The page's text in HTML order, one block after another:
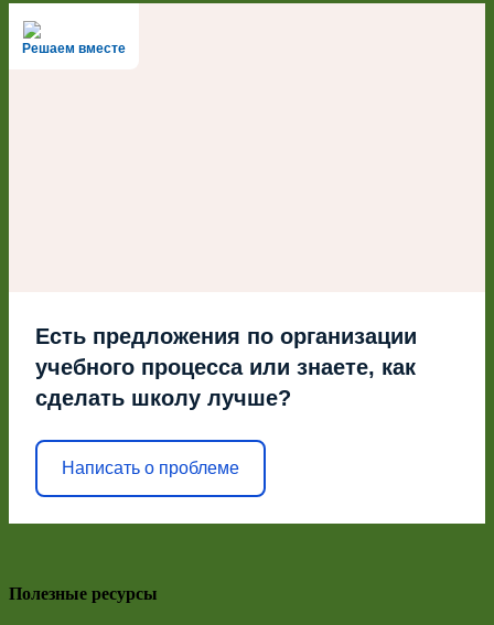
Решаем вместе
Есть предложения по организации
учебного процесса или знаете, как
сделать школу лучше?
Написать о проблеме
Полезные ресурсы